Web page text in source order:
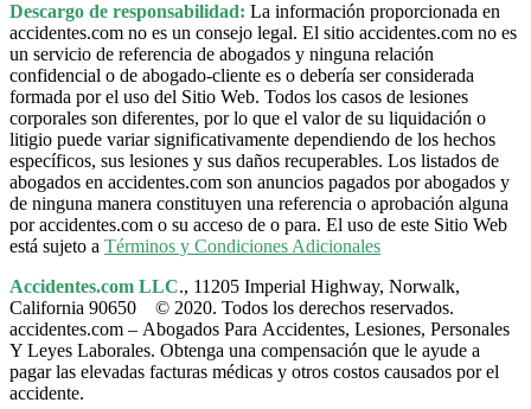
Descargo de responsabilidad: La información proporcionada en
accidentes.com no es un consejo legal. El sitio accidentes.com no es
un servicio de referencia de abogados y ninguna relación
confidencial o de abogado-cliente es o debería ser considerada
formada por el uso del Sitio Web. Todos los casos de lesiones
corporales son diferentes, por lo que el valor de su liquidación o
litigio puede variar significativamente dependiendo de los hechos
específicos, sus lesiones y sus daños recuperables. Los listados de
abogados en accidentes.com son anuncios pagados por abogados y
de ninguna manera constituyen una referencia o aprobación alguna
por accidentes.com o su acceso de o para. El uso de este Sitio Web
está sujeto a Términos y Condiciones Adicionales
Accidentes.com LLC., 11205 Imperial Highway, Norwalk,
California 90650 © 2020. Todos los derechos reservados.
accidentes.com – Abogados Para Accidentes, Lesiones, Personales
Y Leyes Laborales. Obtenga una compensación que le ayude a
pagar las elevadas facturas médicas y otros costos causados por el
accidente.